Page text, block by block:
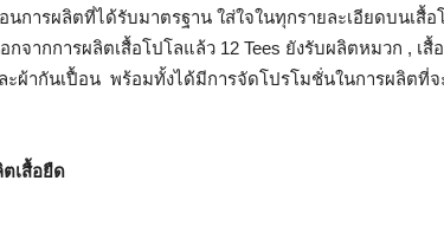
ารผลิตที่ได้รับมาตรฐาน ใส่ใจในทุกรายละเอียดบนเสื้อ
กจากการผลิตเสื้อโปโลแล้ว 12 Tees ยังรับผลิตหมวก , เสื้
ะผ้ากันเปื้อน พร้อมทั้งได้มีการจัดโปรโมชั่นในการผลิตที่จ
เสื้อยืด